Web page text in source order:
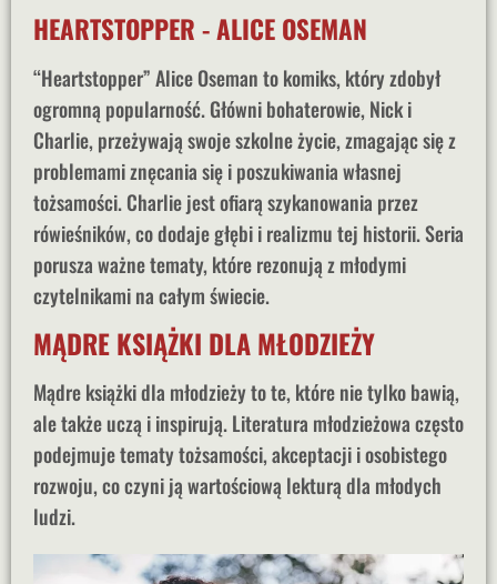
HEARTSTOPPER - ALICE OSEMAN
“Heartstopper” Alice Oseman to komiks, który zdobył
ogromną popularność. Główni bohaterowie, Nick i
Charlie, przeżywają swoje szkolne życie, zmagając się z
problemami znęcania się i poszukiwania własnej
tożsamości. Charlie jest ofiarą szykanowania przez
rówieśników, co dodaje głębi i realizmu tej historii. Seria
porusza ważne tematy, które rezonują z młodymi
czytelnikami na całym świecie.
MĄDRE KSIĄŻKI DLA MŁODZIEŻY
Mądre książki dla młodzieży to te, które nie tylko bawią,
ale także uczą i inspirują. Literatura młodzieżowa często
podejmuje tematy tożsamości, akceptacji i osobistego
rozwoju, co czyni ją wartościową lekturą dla młodych
ludzi.